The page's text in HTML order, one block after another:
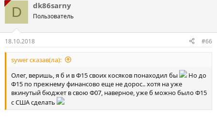
D dk86sarny
Пользователь
18.10.2018 #66
sywer сказав(ла):
Олег, веришь, я б и в Ф15 своих косяков понаходил бы
Но до
Ф15 по прежнему финансово еще не дорос.. хотя на уже
вкинутый бюджет в свою Ф07, наверное, уже б можно было Ф15
с США сделать